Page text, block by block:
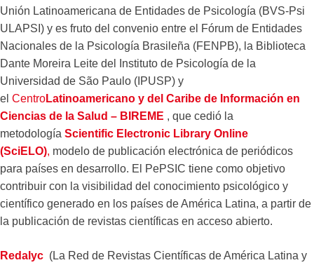
Unión Latinoamericana de Entidades de Psicología (BVS-Psi
ULAPSI) y es fruto del convenio entre el Fórum de Entidades
Nacionales de la Psicología Brasileña (FENPB), la Biblioteca
Dante Moreira Leite del Instituto de Psicología de la
Universidad de São Paulo (IPUSP) y
el CentroLatinoamericano y del Caribe de Información en
Ciencias de la Salud – BIREME , que cedió la
metodología Scientific Electronic Library Online
(SciELO), modelo de publicación electrónica de periódicos
para países en desarrollo. El PePSIC tiene como objetivo
contribuir con la visibilidad del conocimiento psicológico y
científico generado en los países de América Latina, a partir de
la publicación de revistas científicas en acceso abierto.
Redalyc (La Red de Revistas Científicas de América Latina y